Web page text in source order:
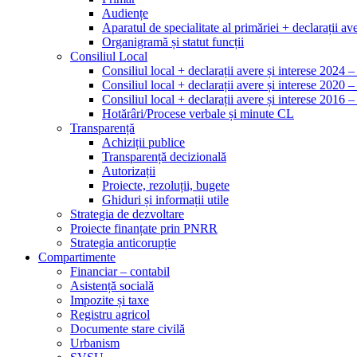
Audiențe
Aparatul de specialitate al primăriei + declarații
Organigramă și statut funcții
Consiliul Local
Consiliul local + declarații avere și interese 2024
Consiliul local + declarații avere și interese 2020
Consiliul local + declarații avere și interese 2016
Hotărâri/Procese verbale și minute CL
Transparență
Achiziții publice
Transparență decizională
Autorizații
Proiecte, rezoluții, bugete
Ghiduri și informații utile
Strategia de dezvoltare
Proiecte finanțate prin PNRR
Strategia anticorupție
Compartimente
Financiar – contabil
Asistență socială
Impozite și taxe
Registru agricol
Documente stare civilă
Urbanism